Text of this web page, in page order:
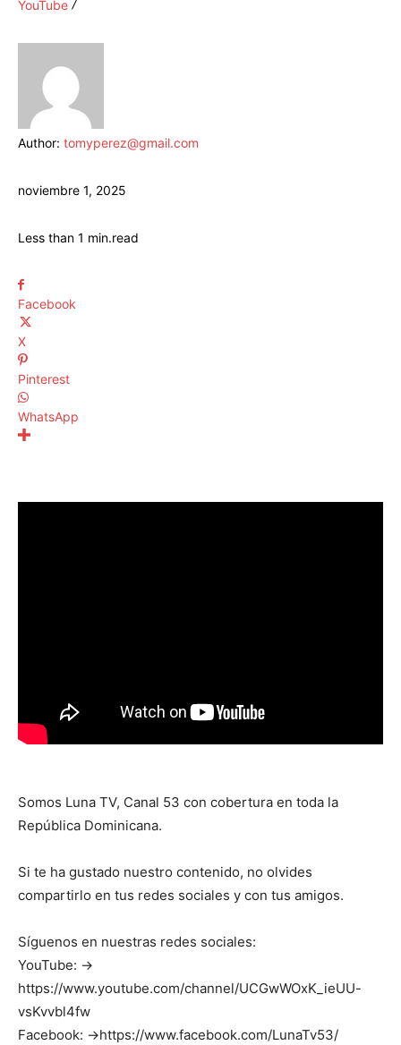
YouTube
Author: tomyperez@gmail.com
noviembre 1, 2025
Less than 1 min.read
Facebook
X
Pinterest
WhatsApp
Somos Luna TV, Canal 53 con cobertura en toda la
República Dominicana.
Si te ha gustado nuestro contenido, no olvides
compartirlo en tus redes sociales y con tus amigos.
Síguenos en nuestras redes sociales:
YouTube: →
https://www.youtube.com/channel/UCGwWOxK_ieUU-
vsKvvbl4fw
Facebook: →https://www.facebook.com/LunaTv53/